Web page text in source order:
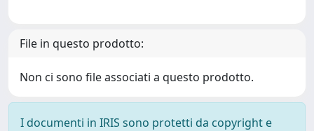
File in questo prodotto:
Non ci sono file associati a questo prodotto.
I documenti in IRIS sono protetti da copyright e